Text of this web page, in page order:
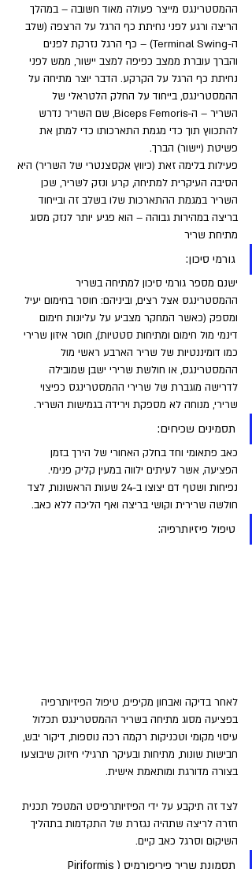
ההמסטרינגס מייצר פעולה מאוד חשובה – במהלך
הריצה ורגע לפני נחיתת כף הרגל על הרצפה (שלב
ה-Terminal Swing) – כף הרגל נזרקת לפנים
והברך עוברת ממצב כפיפה למצב יישור, ממש לפני
נחיתת כף הרגל על הקרקע. הדבר יוצר מתיחה על
ההמסטרינגס, בייחוד על החלק הלטראלי של
השריר – ה-Biceps Femoris, שם השריר נדרש
להתכווץ תוך כדי מגמת התארכותו כדי למתן את
פשיטת (יישור) הברך.
פעילות בלימה זאת (כיווץ אקסצנטרי של השריר) היא
הסיבה העיקרית למתיחה, קרע ונזק לשריר, שכן
השריר במגמת ההתארכות שלו בשלב זה ובייחוד
בריצה במהירות גבוהה – הוא פגיע יותר לנזק מסוג
מתיחת שריר
גורמי סיכון:
ישנם מספר גורמי סיכון למתיחה בשריר
ההמסטרינגס אצל רצים, וביניהם: חוסר בחימום יעיל
ומספק (כאשר המחקר מצביע על עליונות חימום
דינמי מול חימום ומתיחות סטטיות), חוסר איזון שרירי
כמו דומיננטיות של שריר הארבע ראשי מול
ההמסטרינגס, או חולשת שרירי ישבן שמובילה
לדרישה מוגברת של שרירי ההמסטרינגס כפיצוי
שרירי, מנוחה לא מספקת וירידה בגמישות השריר.
תסמינים שכיחים:
כאב פתאומי וחד בחלק האחורי של הירך בזמן
הפציעה, אשר לעיתים ילווה במעין קליק פנימי.
נפיחות ושטף דם יצוצו ב-24 שעות הראשונות, לצד
חולשה שרירית וקושי בריצה ואף הליכה ללא כאב.
טיפול פיזיותרפיה:
לאחר בדיקה ואבחון מקיפים, טיפול הפיזיותרפיה
בפציעה מסוג מתיחה בשריר ההמסטרינגס תכלול
עיסוי מקומי וטכניקות רקמה רכה נוספות, דיקור יבש,
חבישות שונות, מתיחות ובעיקר תרגילי חיזוק שיבוצעו
בצורה מדורגת ומותאמת אישית.
לצד זה תיקבע על ידי הפיזיותרפיסט המטפל תכנית
חזרה לריצה שתהיה נגזרת של התקדמות בתהליך
השיקום וסרגל כאב קיים.
תסמונת שריר פיריפורמיס (Piriformis